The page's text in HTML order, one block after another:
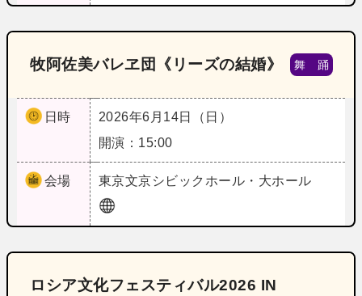
牧阿佐美バレヱ団《リーズの結婚》 舞 踊
日時
2026年6月14日（日）
開演：15:00
会場 東京文京シビックホール・大ホール
ロシア文化フェスティバル2026 IN